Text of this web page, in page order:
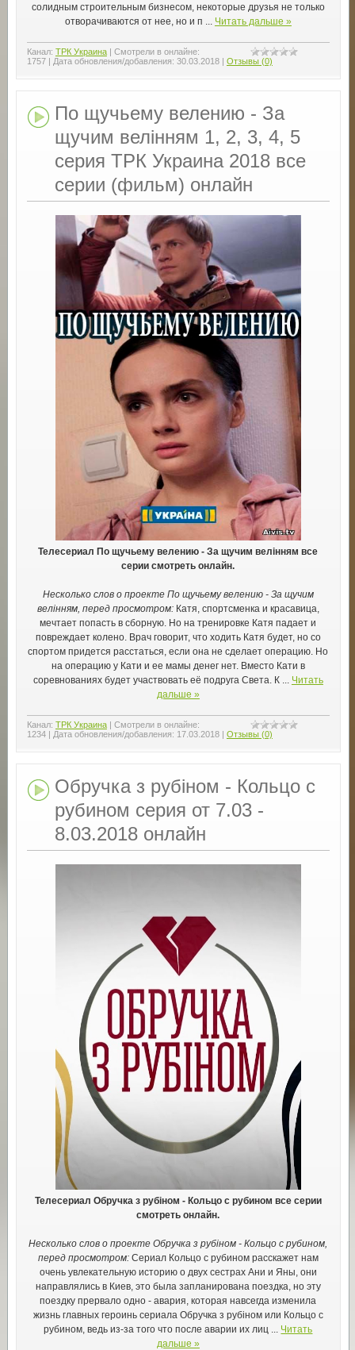
солидным строительным бизнесом, некоторые друзья не только
отворачиваются от нее, но и п
Читать дальше »
Канал: ТРК Украина| Смотрели в онлайне:
1757| Дата обновления/добавления: 30.03.2018 | Отзывы (0)
По щучьему велению - За
щучим велінням 1, 2, 3, 4, 5
серия ТРК Украина 2018 все
серии (фильм) онлайн
Телесериал По щучьему велению - За щучим велінням все
серии смотреть онлайн.
Несколько слов о проекте По щучьему велению - За щучим
велінням, перед просмотром:Катя, спортсменка и красавица,
мечтает попасть в сборную. Но на тренировке Катя падает и
повреждает колено. Врач говорит, что ходить Катя будет, но со
спортом придется расстаться, если она не сделает операцию. Но
на операцию у Кати и ее мамы денег нет. Вместо Кати в
соревнованиях будет участвовать её подруга Света. К
Читать
дальше »
Канал: ТРК Украина| Смотрели в онлайне:
1234| Дата обновления/добавления: 17.03.2018 | Отзывы (0)
Обручка з рубіном - Кольцо с
рубином серия от 7.03 -
8.03.2018 онлайн
Телесериал Обручка з рубіном - Кольцо с рубином все серии
смотреть онлайн.
Несколько слов о проекте Обручка з рубіном - Кольцо с рубином,
перед просмотром:Сериал Кольцо с рубином расскажет нам
очень увлекательную историю о двух сестрах Ани и Яны, они
направлялись в Киев, это была запланирована поездка, но эту
поездку прервало одно - авария, которая навсегда изменила
жизнь главных героинь сериала Обручка з рубіном или Кольцо с
рубином, ведь из-за того что после аварии их лиц
Читать
дальше »